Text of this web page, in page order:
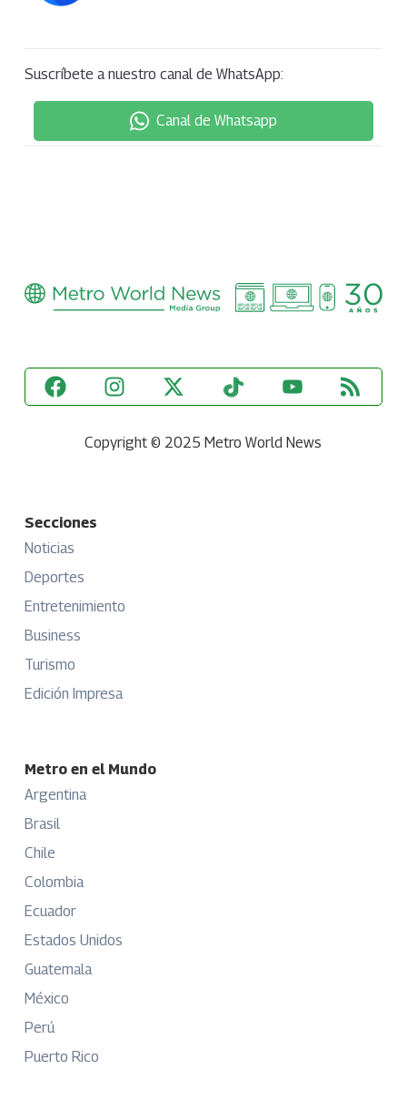
Suscríbete a nuestro canal de WhatsApp:
Canal de Whatsapp
Copyright © 2025 Metro World News
Secciones
Noticias
Deportes
Entretenimiento
Business
Turismo
Edición Impresa
Metro en el Mundo
Argentina
Brasil
Chile
Colombia
Ecuador
Estados Unidos
Guatemala
México
Perú
Puerto Rico